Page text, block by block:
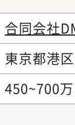
合同会社
東京都港
450~700